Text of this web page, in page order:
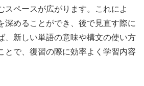
スペースが広がります。これによ
深めることができ、後で見直す際に
、新しい単語の意味や構文の使い方
とで、復習の際に効率よく学習内容